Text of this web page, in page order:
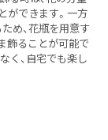
ができます。一方
め、花瓶を用意す
飾ることが可能で
く、自宅でも楽し